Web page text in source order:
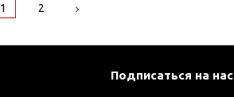
1 2
Подписаться на нас